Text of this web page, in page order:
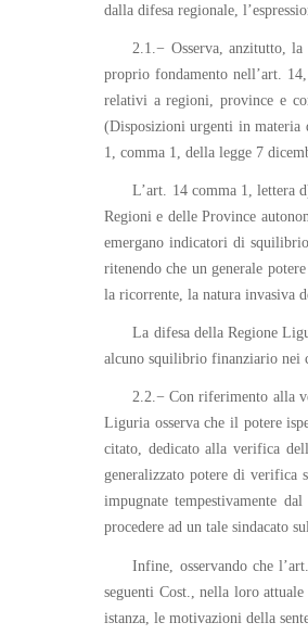
dalla difesa regionale,
2.1.− Osserva, anzitutto,
proprio fondamento nell’art.
relativi a regioni, province e
(Disposizioni urgenti in materia
1, comma 1, della legge 7
L’art. 14 comma 1, lettera
Regioni e delle Province
emergano indicatori di
ritenendo che un generale
la ricorrente, la natura invasiva
La difesa della Regione
alcuno squilibrio finanziario nei
2.2.− Con riferimento alla
Liguria osserva che il potere
citato, dedicato alla verifica
generalizzato potere di verifica
impugnate tempestivamente
procedere ad un tale sindacato
Infine, osservando che
seguenti Cost., nella loro
istanza, le motivazioni della